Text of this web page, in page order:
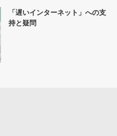
「遅いインターネット」への支
持と疑問